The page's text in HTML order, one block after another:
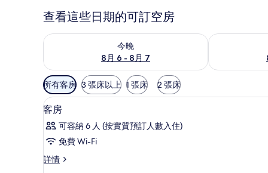
查看這些日期的可訂空房
今晚
8月 6 - 8月 7
查看今晚 8月 6 - 8月 7的可訂空房 查看明日 8月
可
用
嘅
客
房
篩
選
所有客房 3 張床以上 1 張床 2 張床
載
入
所
客
7
客房
可容納 6 人 (按實質預訂人數入住)
免費 Wi-Fi
詳情
客